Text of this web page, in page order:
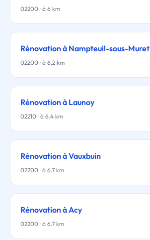
02200 · à 6 km
Rénovation à Nampteuil-sous-Muret
02200 · à 6.2 km
Rénovation à Launoy
02210 · à 6.4 km
Rénovation à Vauxbuin
02200 · à 6.7 km
Rénovation à Acy
02200 · à 6.7 km